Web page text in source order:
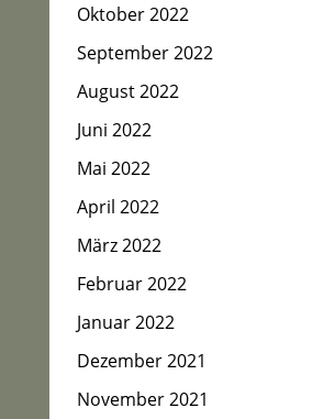
Oktober 2022
September 2022
August 2022
Juni 2022
Mai 2022
April 2022
März 2022
Februar 2022
Januar 2022
Dezember 2021
November 2021